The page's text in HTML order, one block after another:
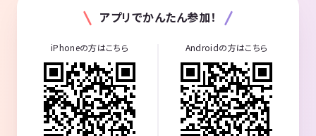
アプリでかんたん参加！
iPhoneの方はこちら Androidの方はこちら